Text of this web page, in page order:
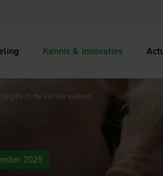
Kennis & innovaties
in de eerste weken
2025